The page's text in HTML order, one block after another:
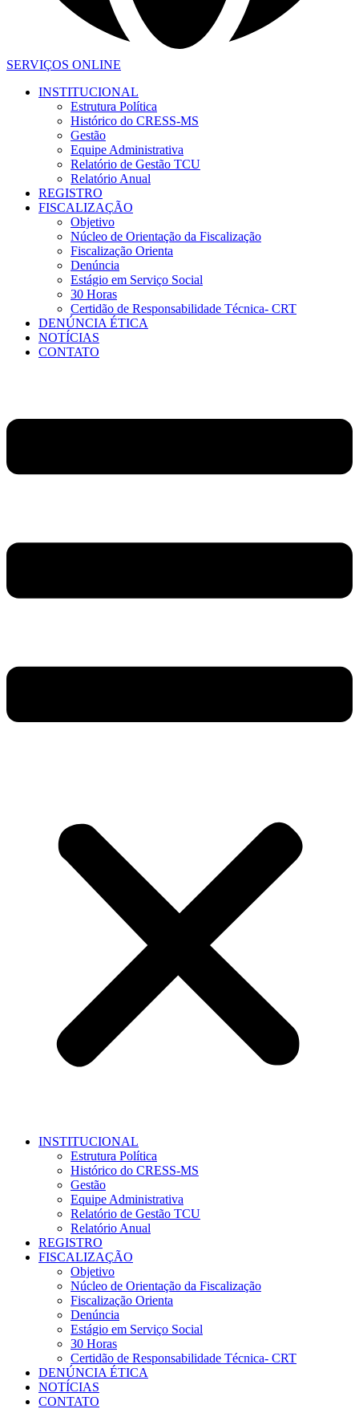
SERVIÇOS ONLINE
INSTITUCIONAL
Estrutura Política
Histórico do CRESS-MS
Gestão
Equipe Administrativa
Relatório de Gestão TCU
Relatório Anual
REGISTRO
FISCALIZAÇÃO
Objetivo
Núcleo de Orientação da Fiscalização
Fiscalização Orienta
Denúncia
Estágio em Serviço Social
30 Horas
Certidão de Responsabilidade Técnica- CRT
DENÚNCIA ÉTICA
NOTÍCIAS
CONTATO
INSTITUCIONAL
Estrutura Política
Histórico do CRESS-MS
Gestão
Equipe Administrativa
Relatório de Gestão TCU
Relatório Anual
REGISTRO
FISCALIZAÇÃO
Objetivo
Núcleo de Orientação da Fiscalização
Fiscalização Orienta
Denúncia
Estágio em Serviço Social
30 Horas
Certidão de Responsabilidade Técnica- CRT
DENÚNCIA ÉTICA
NOTÍCIAS
CONTATO